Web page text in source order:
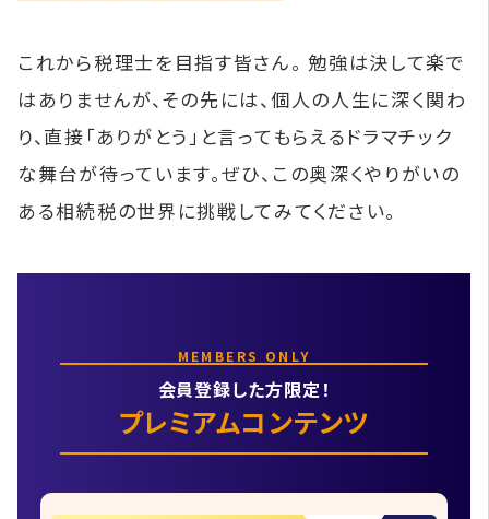
これから税理士を目指す皆さん。 勉強は決して楽で
はありませんが、その先には、個人の人生に深く関わ
り、直接「ありがとう」と言ってもらえるドラマチック
な舞台が待っています。ぜひ、この奥深くやりがいの
ある相続税の世界に挑戦してみてください。
MEMBERS ONLY
会員登録した方限定！
プレミアムコンテンツ